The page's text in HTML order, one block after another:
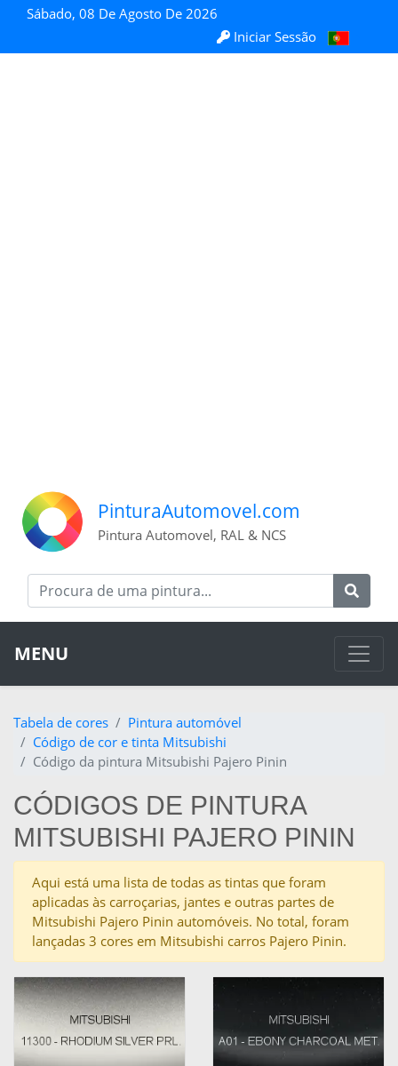
Sábado, 08 De Agosto De 2026
Iniciar Sessão
PinturaAutomovel.com
Pintura Automovel, RAL & NCS
MENU
Tabela de cores
Pintura automóvel
Código de cor e tinta Mitsubishi
Código da pintura Mitsubishi Pajero Pinin
CÓDIGOS DE PINTURA
MITSUBISHI PAJERO PININ
Aqui está uma lista de todas as tintas que foram
aplicadas às carroçarias, jantes e outras partes de
Mitsubishi Pajero Pinin automóveis. No total, foram
lançadas 3 cores em Mitsubishi carros Pajero Pinin.